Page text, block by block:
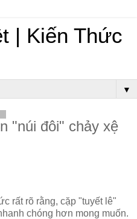
| Kiến Thức
▼
"núi đôi" chảy xệ
rất rõ rằng, cặp "tuyết lê"
chóng hơn mong muốn.